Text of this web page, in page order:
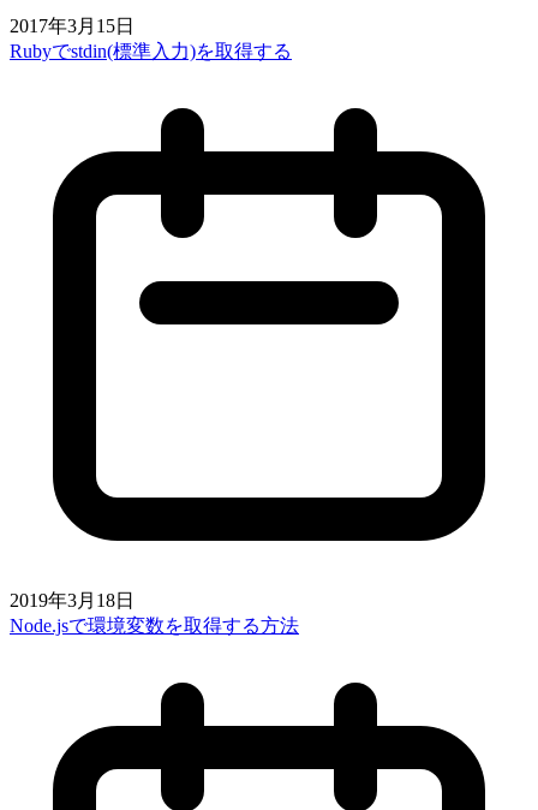
2017年3月15日
Rubyでstdin(標準入力)を取得する
2019年3月18日
Node.jsで環境変数を取得する方法